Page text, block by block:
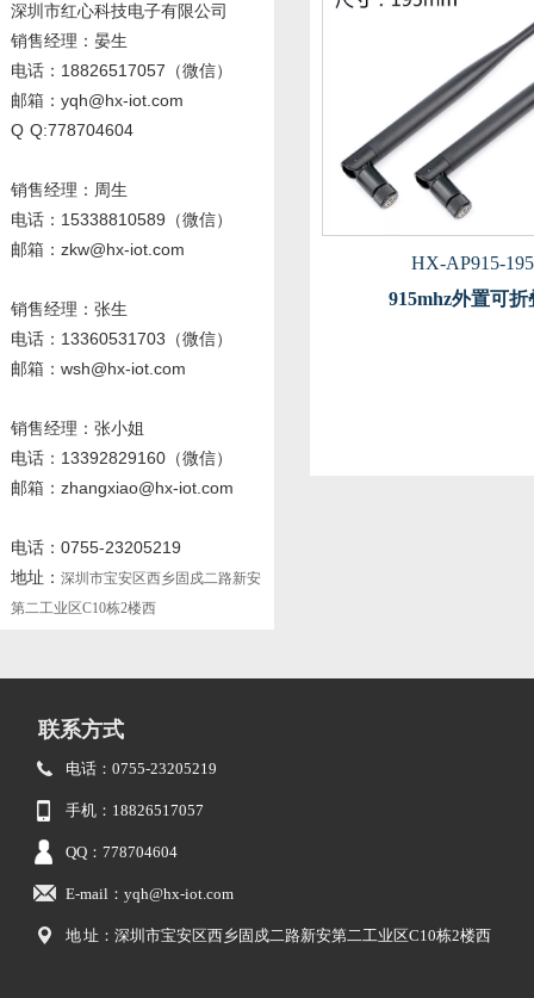
深圳市红心科技电子有限公司
销售经理 ：晏生
电话：18826517057（微信）
邮箱：yqh@hx-iot.com
Q Q:778704604
销售经理：周生
电话 ：15338810589 （微信）
邮箱：zkw@hx-iot.com
销售经理：张生
电话 ：13360531703 （微信）
邮箱：wsh@hx-iot.com
销售经理：张小姐
电话 ：13392829160 （微信）
邮箱：zhangxiao@hx-iot.com
电话：0755-23205219
地址： 深圳市宝安区西乡固戍二路新安
第二工业区C10栋2楼西
HX-AP915-
915mhz外置可
联系方式
电话：0755-23205219
手机：18826517057
QQ：778704604
E-mail：yqh@hx-iot.com
地 址：深圳市宝安区西乡固戍二路新安第二工业区C10栋2楼西